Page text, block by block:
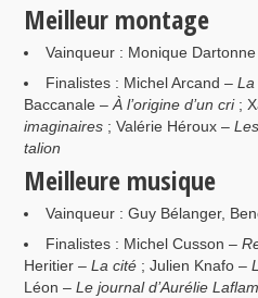
Meilleur montage
Vainqueur : Monique
Finalistes : Michel Arcand – La
Baccanale –À l’origine d’un cri;
imaginaires ; Valérie Héroux –
talion
Meilleure musique
Vainqueur : Guy Bélanger,
Finalistes : Michel Cusson –
Heritier –La cité ; Julien Knafo –
Léon –Le journal d’Aurélie